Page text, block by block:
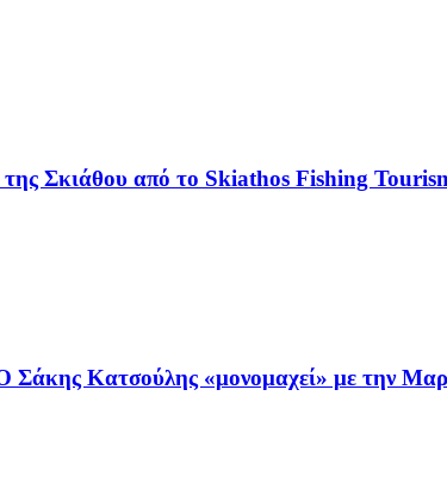
Σκιάθου από το Skiathos Fishing
Κατσούλης «μονομαχεί» με την